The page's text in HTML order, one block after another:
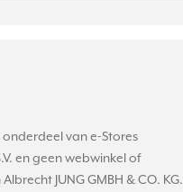
onderdeel van e-Stores
en geen webwinkel of
JUNG GMBH & CO. KG.